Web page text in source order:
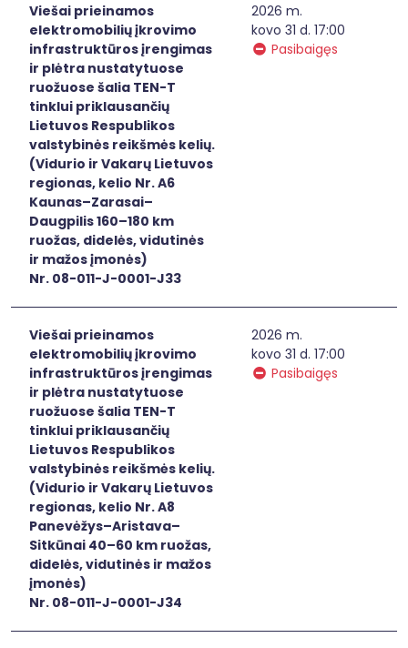
Viešai prieinamos
elektromobilių įkrovimo
infrastruktūros įrengimas
ir plėtra nustatytuose
ruožuose šalia TEN-T
tinklui priklausančių
Lietuvos Respublikos
valstybinės reikšmės kelių.
(Vidurio ir Vakarų Lietuvos
regionas, kelio Nr. A6
Kaunas–Zarasai–
Daugpilis 160–180 km
ruožas, didelės, vidutinės
ir mažos įmonės)
Nr. 08-011-J-0001-J33
2026 m.
kovo 31 d. 17:00
Pasibaigęs
Viešai prieinamos
elektromobilių įkrovimo
infrastruktūros įrengimas
ir plėtra nustatytuose
ruožuose šalia TEN-T
tinklui priklausančių
Lietuvos Respublikos
valstybinės reikšmės kelių.
(Vidurio ir Vakarų Lietuvos
regionas, kelio Nr. A8
Panevėžys–Aristava–
Sitkūnai 40–60 km ruožas,
didelės, vidutinės ir mažos
įmonės)
Nr. 08-011-J-0001-J34
2026 m.
kovo 31 d. 17:00
Pasibaigęs